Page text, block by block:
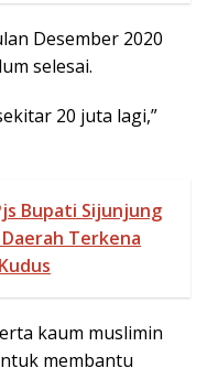
Desember 2020
selesai.
20 juta lagi,”
Bupati Sijunjung
Terkena
kaum muslimin
membantu